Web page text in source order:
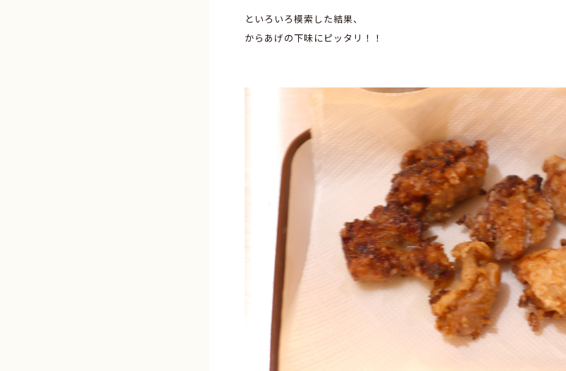
といろいろ模索した結果、
からあげの下味にピッタリ！！